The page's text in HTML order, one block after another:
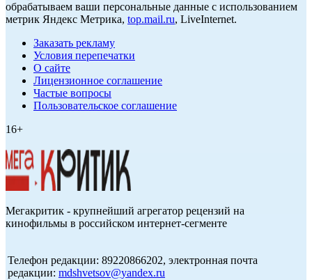
обрабатываем ваши персональные данные с использованием
метрик Яндекс Метрика, top.mail.ru, LiveInternet.
Заказать рекламу
Условия перепечатки
О сайте
Лицензионное соглашение
Частые вопросы
Пользовательское соглашение
16+
Мегакритик - крупнейший агрегатор рецензий на
кинофильмы в российском интернет-сегменте
Телефон редакции: 89220866202, электронная почта
редакции: mdshvetsov@yandex.ru